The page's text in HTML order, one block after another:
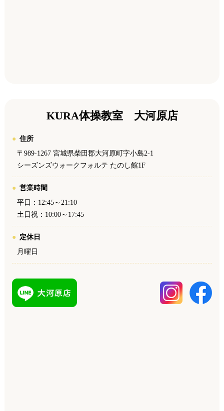
KURA体操教室 大河原店
住所
〒989-1267 宮城県柴田郡大河原町字小島2-1
シーズンズウォークフォルテ たのし館1F
営業時間
平日：12:45～21:10
土日祝：10:00～17:45
定休日
月曜日